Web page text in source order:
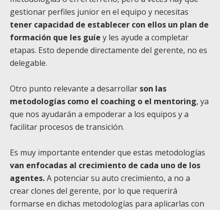
gestionar perfiles junior en el equipo y necesitas
tener capacidad de establecer con ellos un plan de
formación que les guíe y les ayude a completar
etapas. Esto depende directamente del gerente, no es
delegable.
Otro punto relevante a desarrollar son las
metodologías como el coaching o el mentoring, ya
que nos ayudarán a empoderar a los equipos y a
facilitar procesos de transición.
Es muy importante entender que estas metodologías
van enfocadas al crecimiento de cada uno de los
agentes.A potenciar su auto crecimiento, a no a
crear clones del gerente, por lo que requerirá
formarse en dichas metodologías para aplicarlas con